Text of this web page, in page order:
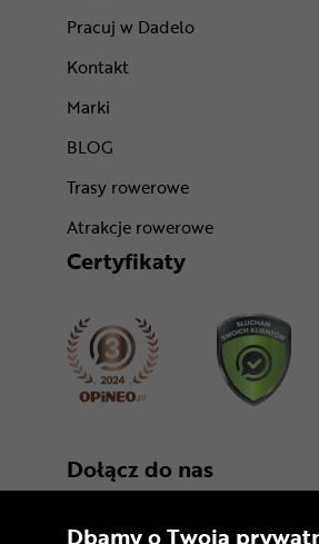
Pracuj w Dadelo
Kontakt
Marki
BLOG
Trasy rowerowe
Atrakcje rowerowe
Certyfikaty
Dołącz do nas
Dbamy o Twoją